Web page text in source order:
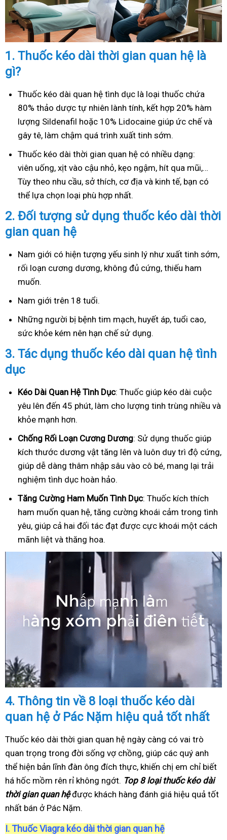
1. Thuốc kéo dài thời gian quan hệ là
gì?
Thuốc kéo dài quan hệ tình dục là loại thuốc chứa
80% thảo dược tự nhiên lành tính, kết hợp 20% hàm
lượng Sildenafil hoặc 10% Lidocaine giúp ức chế và
gây tê, làm chậm quá trình xuất tinh sớm.
Thuốc kéo dài thời gian quan hệ có nhiều dạng:
viên uống, xịt vào cậu nhỏ, kẹo ngậm, hít qua mũi,…
Tùy theo nhu cầu, sở thích, cơ địa và kinh tế, bạn có
thể lựa chọn loại phù hợp nhất.
2. Đối tượng sử dụng thuốc kéo dài thời
gian quan hệ
Nam giới có hiện tượng yếu sinh lý như xuất tinh sớm,
rối loạn cương dương, không đủ cứng, thiếu ham
muốn.
Nam giới trên 18 tuổi.
Những người bị bệnh tim mạch, huyết áp, tuổi cao,
sức khỏe kém nên hạn chế sử dụng.
3. Tác dụng thuốc kéo dài quan hệ tình
dục
Kéo Dài Quan Hệ Tình Dục: Thuốc giúp kéo dài cuộc
yêu lên đến 45 phút, làm cho lượng tinh trùng nhiều và
khỏe mạnh hơn.
Chống Rối Loạn Cương Dương: Sử dụng thuốc giúp
kích thước dương vật tăng lên và luôn duy trì độ cứng,
giúp dễ dàng thâm nhập sâu vào cô bé, mang lại trải
nghiệm tình dục hoàn hảo.
Tăng Cường Ham Muốn Tình Dục: Thuốc kích thích
ham muốn quan hệ, tăng cường khoái cảm trong tình
yêu, giúp cả hai đối tác đạt được cực khoái một cách
mãnh liệt và thăng hoa.
4. Thông tin về 8 loại thuốc kéo dài
quan hệ ở Pác Nặm hiệu quả tốt nhất
Thuốc kéo dài thời gian quan hệ ngày càng có vai trò
quan trọng trong đời sống vợ chồng, giúp các quý anh
thể hiện bản lĩnh đàn ông đích thực, khiến chị em chỉ biết
há hốc mồm rên rỉ không ngớt. Top 8 loại thuốc kéo dài
thời gian quan hệđược khách hàng đánh giá hiệu quả tốt
nhất bán ở Pác Nặm.
I. Thuốc Viagra kéo dài thời gian quan hệ